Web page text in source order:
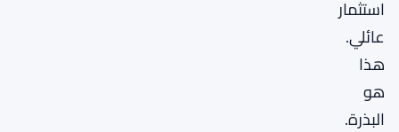
استثمار
عائلي.
هذا
هو
البذرة.